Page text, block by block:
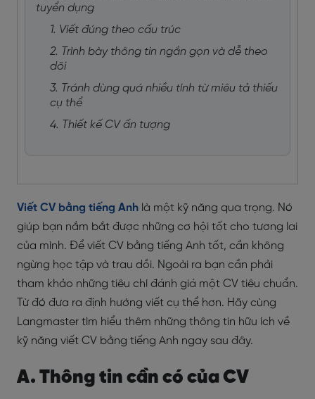
tuyển dụng
1. Viết đúng theo cấu trúc
2. Trình bày thông tin ngắn gọn và dễ theo
dõi
3. Tránh dùng quá nhiều tính từ miêu tả thiếu
cụ thể
4. Thiết kế CV ấn tượng
Viết CV bằng tiếng Anh là một kỹ năng qua trọng. Nó
giúp bạn nắm bắt được những cơ hội tốt cho tương lai
của mình. Để viết CV bằng tiếng Anh tốt, cần không
ngừng học tập và trau dồi. Ngoài ra bạn cần phải
tham khảo những tiêu chí đánh giá một CV tiêu chuẩn.
Từ đó đưa ra định hướng viết cụ thể hơn. Hãy cùng
Langmaster tìm hiểu thêm những thông tin hữu ích về
kỹ năng viết CV bằng tiếng Anh ngay sau đây.
A. Thông tin cần có của CV